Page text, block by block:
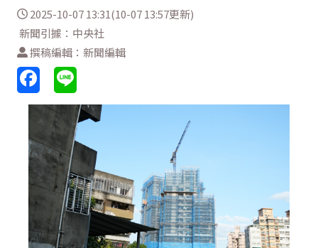
2025-10-07 13:31(10-07 13:57更新)
新聞引據：中央社
撰稿編輯：新聞編輯